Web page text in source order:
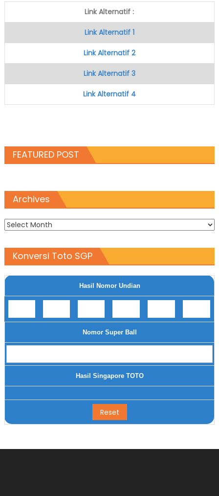
Link Alternatif :
Link Alternatif 1
Link Alternatif 2
Link Alternatif 3
Link Alternatif 4
FEATURED POST
Archives
Archives
Konversi Toto SGP
Hasil Nomor Undian
Nomor Super Ball
Hasil Singapore TOTO